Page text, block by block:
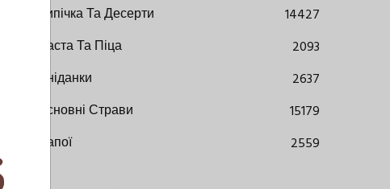
Випічка Та Десерти
14427
Паста Та Піца
2093
Сніданки
2637
Основні Страви
15179
Напої
2559